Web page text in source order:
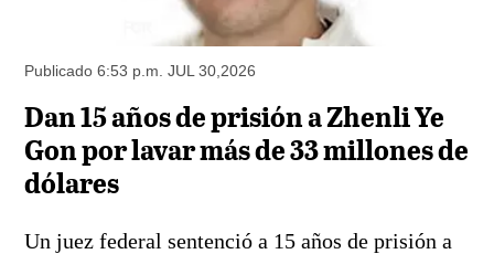
Publicado 6:53 p.m. JUL 30,2026
Dan 15 años de prisión a Zhenli Ye
Gon por lavar más de 33 millones de
dólares
Un juez federal sentenció a 15 años de prisión a